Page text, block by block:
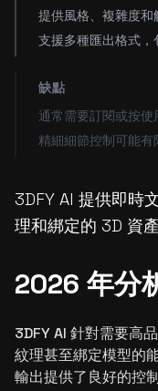
提供風格、複雜度
支援多種匯出格式，
缺點
通常需要訂閱或按使
精細細節控制可能
3DFY AI 提供即時
理和綁定的 3D 資
2026 年分
3DFY AI 針對需要高
紋理甚至綁定模型的
輸出提供了良好的控